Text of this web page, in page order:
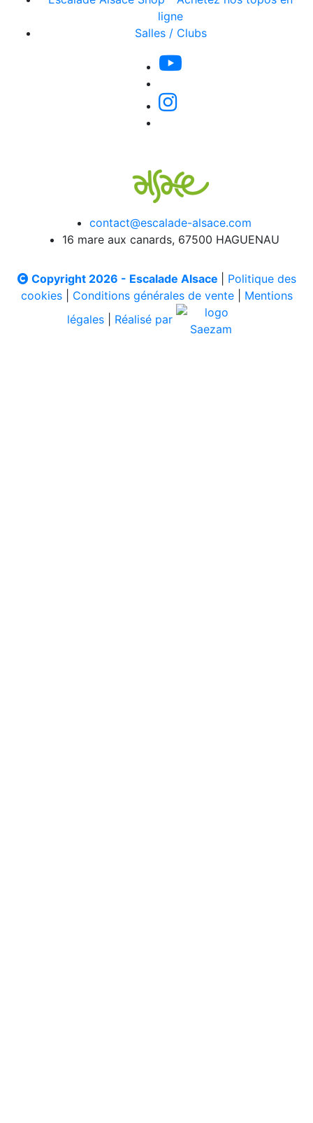
ligne
Salles / Clubs
contact@escalade-alsace.com
16 mare aux canards, 67500 HAGUENAU
Copyright 2026 - Escalade Alsace
Politique des
cookies| Conditions générales de vente| Mentions
légales
Réalisé par